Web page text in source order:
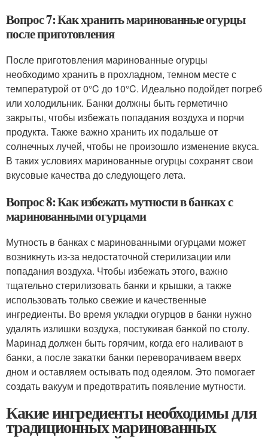
Вопрос 7: Как хранить маринованные огурцы
после приготовления
После приготовления маринованные огурцы
необходимо хранить в прохладном, темном месте с
температурой от 0°C до 10°C. Идеально подойдет погреб
или холодильник. Банки должны быть герметично
закрыты, чтобы избежать попадания воздуха и порчи
продукта. Также важно хранить их подальше от
солнечных лучей, чтобы не произошло изменение вкуса.
В таких условиях маринованные огурцы сохранят свои
вкусовые качества до следующего лета.
Вопрос 8: Как избежать мутности в банках с
маринованными огурцами
Мутность в банках с маринованными огурцами может
возникнуть из-за недостаточной стерилизации или
попадания воздуха. Чтобы избежать этого, важно
тщательно стерилизовать банки и крышки, а также
использовать только свежие и качественные
ингредиенты. Во время укладки огурцов в банки нужно
удалять излишки воздуха, постукивая банкой по столу.
Маринад должен быть горячим, когда его наливают в
банки, а после закатки банки переворачиваем вверх
дном и оставляем остывать под одеялом. Это помогает
создать вакуум и предотвратить появление мутности.
Какие ингредиенты необходимы для
традиционных маринованных